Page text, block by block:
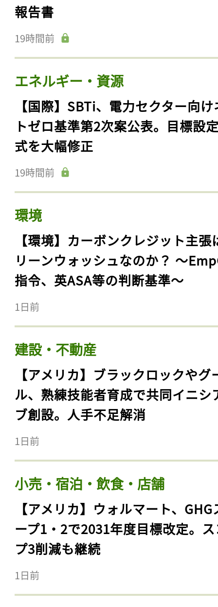
報告書
19時間前
エネルギー・資源
【国際】SBTi、電力セクター向
トゼロ基準第2次案公表。目標設
式を大幅修正
19時間前
環境
【環境】カーボンクレジット主張
リーンウォッシュなのか？ 〜
指令、英ASA等の判断基準〜
1日前
建設・不動産
【アメリカ】ブラックロックやグ
ル、熟練技能者育成で共同イニシ
ブ創設。人手不足解消
1日前
小売・宿泊・飲食・店舗
【アメリカ】ウォルマート、GHG
ープ1・2で2031年度目標改定。
プ3削減も継続
1日前